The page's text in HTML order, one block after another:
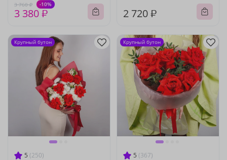
3 760 ₽ -10%
3 380 ₽ 2 720 ₽
5 (250)
Крупный бутон
5 (367)
Крупный бутон